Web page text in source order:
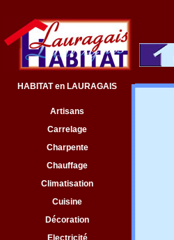
HABITAT en LAURAGAIS
Artisans
Carrelage
Charpente
Chauffage
Climatisation
Cuisine
Décoration
Electricité